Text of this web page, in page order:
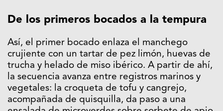
De los primeros bocados a la tempura
Así, el primer bocado enlaza el manchego
crujiente con un tartar de pez limón, huevas de
trucha y helado de miso ibérico. A partir de ahí,
la secuencia avanza entre registros marinos y
vegetales: la croqueta de tofu y cangrejo,
acompañada de quisquilla, da paso a una